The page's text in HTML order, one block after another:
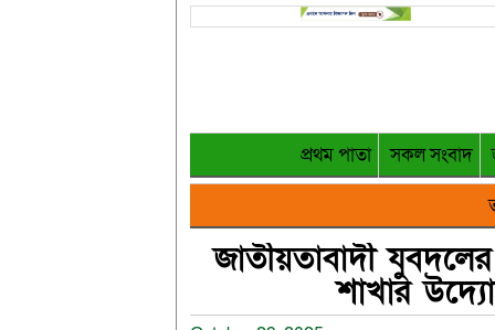
প্রথম পাতা সকল সংবাদ
জাতীয়তাবাদী যুবদলের
শাখার